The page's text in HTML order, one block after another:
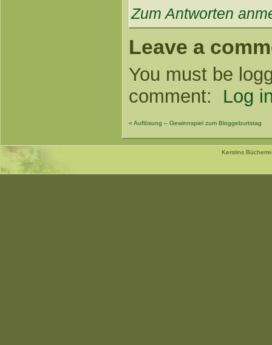
Zum Antworten
Leave a
You must be
comment:
Log
« Auflösung – Gewinnspiel zum Bloggeburtstag
Kerstins